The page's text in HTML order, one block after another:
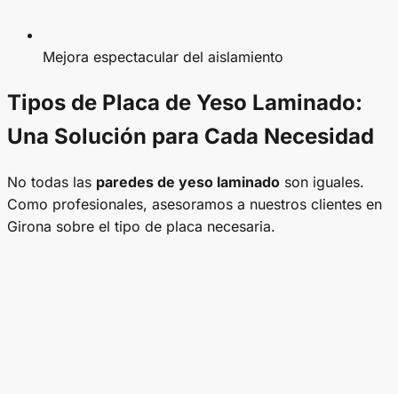
Mejora espectacular del aislamiento
Tipos de Placa de Yeso Laminado:
Una Solución para Cada Necesidad
No todas las paredes de yeso laminado son iguales.
Como profesionales, asesoramos a nuestros clientes en
Girona sobre el tipo de placa necesaria.